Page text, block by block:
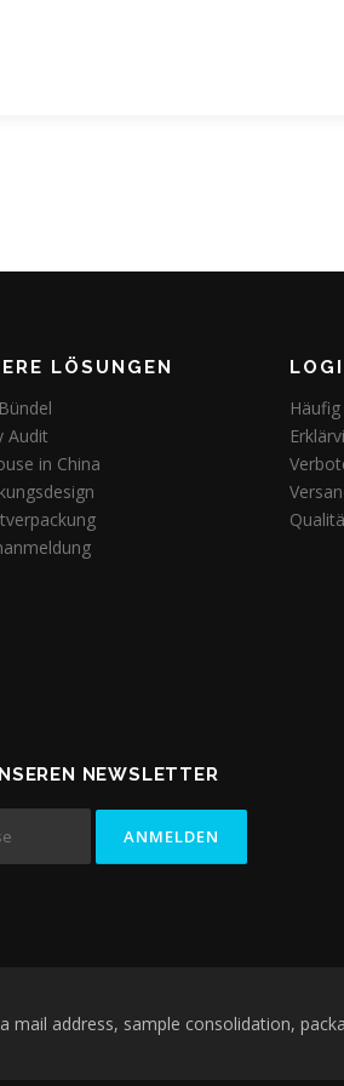
LÖSUNGEN
Audit
in China
NEWSLETTER
mail address, sample consolidation,